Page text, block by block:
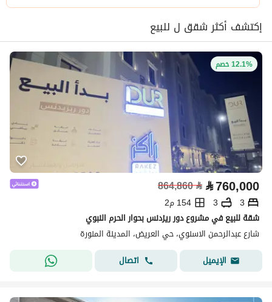
إكتشف أكثر شقق ل للبيع
12.1% خصم
⃁760,000
⃁
864,860
3
3
154 م2
شقة للبيع في مشروع دور ريزدنس بحوار الحرم النبوي
شارع عبدالرحمن الاسنوي، حي العريض، المدينة المنورة
الإيميل
اتصال